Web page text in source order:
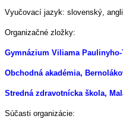
Vyučovací jazyk: slovenský,
Organizačné zložky:
Gymnázium Viliama
Obchodná akadémia,
Stredná zdravotnícka škola,
Súčasti organizácie: